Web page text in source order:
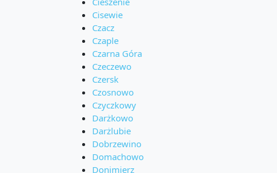
Cisewie
Czacz
Czaple
Czarna Góra
Czeczewo
Czersk
Czosnowo
Czyczkowy
Darżkowo
Darżlubie
Dobrzewino
Domachowo
Donimierz